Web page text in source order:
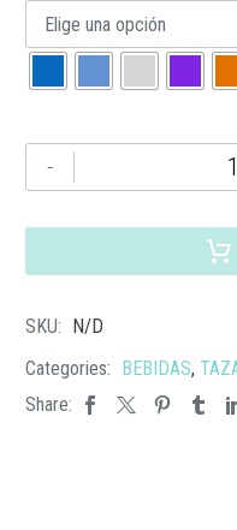
Elige una opción
-
044
cantidad
SKU: N/D
Categories: BEBIDAS,
Share: